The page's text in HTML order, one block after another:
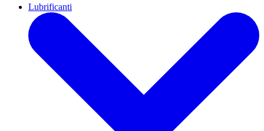
Lubrificanti